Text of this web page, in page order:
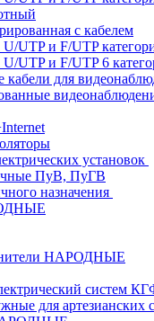
с кабелем
U/UTP и F/UTP
U/UTP и F/UTP 6
кабели для
установок
ПуВ, ПуГВ
назначения
НАРОДНЫЕ
систем
для